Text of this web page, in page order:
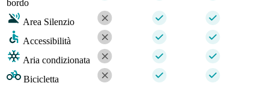
bordo
Area Silenzio
Accessibilità
Aria condizionata
Bicicletta